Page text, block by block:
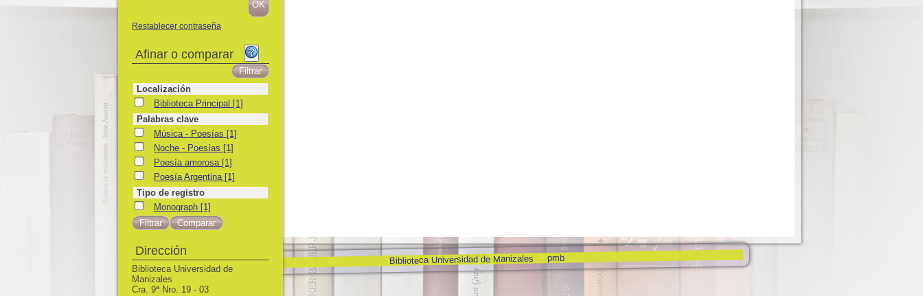
Biblioteca Universidad de Manizales pmb
Restablecer contraseña
Afinar o comparar
Localización
Biblioteca Principal
Biblioteca Principal [1]
Palabras clave
Música - Poesías
Música - Poesías [1]
Noche - Poesías
Noche - Poesías [1]
Poesía amorosa
Poesía amorosa [1]
Poesía Argentina
Poesía Argentina [1]
Tipo de registro
Monograph
Monograph [1]
Dirección
Biblioteca Universidad de
Manizales
Cra. 9ª Nro. 19 - 03